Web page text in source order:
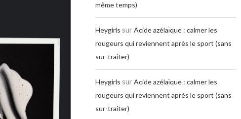
même temps)
Heygirls surAcide azélaïque : calmer les
rougeurs qui reviennent après le sport (sans
sur-traiter)
Heygirls surAcide azélaïque : calmer les
rougeurs qui reviennent après le sport (sans
sur-traiter)